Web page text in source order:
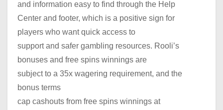
and information easy to find through the Help
Center and footer, which is a positive sign for
players who want quick access to
support and safer gambling resources. Rooli’s
bonuses and free spins winnings are
subject to a 35x wagering requirement, and the
bonus terms
cap cashouts from free spins winnings at